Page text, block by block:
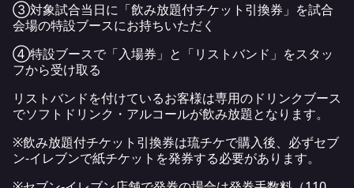
③対象試合当日に「飲み放題付チケット引換券」を試合
会場の特設ブースにお持ちいただく
④特設ブースで「入場券」と「リストバンド」をスタッ
フから受け取る
リストバンドを付けているお客様は専用のドリンクブース
でソフトドリンク・アルコールが飲み放題となります。
※飲み放題付チケット引換券は琉チケで購入後、必ずセブ
ン‐イレブンで紙チケットを発券する必要があります。